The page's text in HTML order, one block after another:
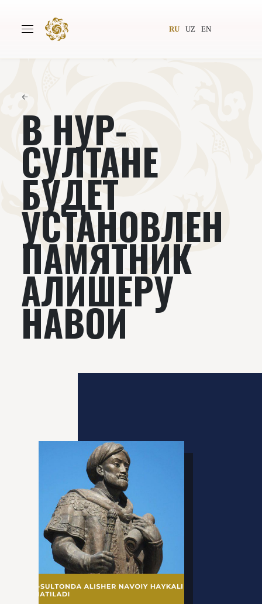
RU UZ EN
Авторы
Издательство
Проекты
Книги
←
В НУР-
СУЛТАНЕ
БУДЕТ
УСТАНОВЛЕН
ПАМЯТНИК
АЛИШЕРУ
НАВОИ